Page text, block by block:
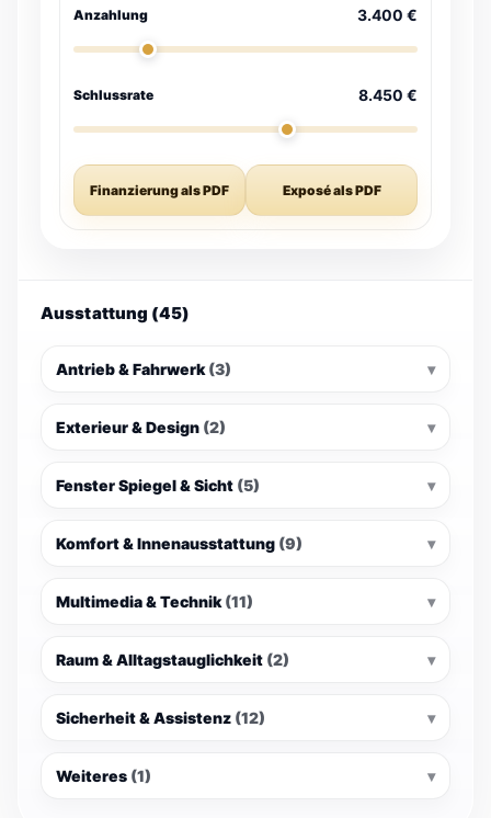
Anzahlung 3.400 €
Schlussrate 8.450 €
Finanzierung als PDF Exposé als PDF
Ausstattung (45)
Antrieb & Fahrwerk(3)
Exterieur & Design (2)
Fenster Spiegel & Sicht (5)
Komfort & Innenausstattung (9)
Multimedia & Technik(11)
Raum & Alltagstauglichkeit (2)
Sicherheit & Assistenz (12)
Weiteres (1)